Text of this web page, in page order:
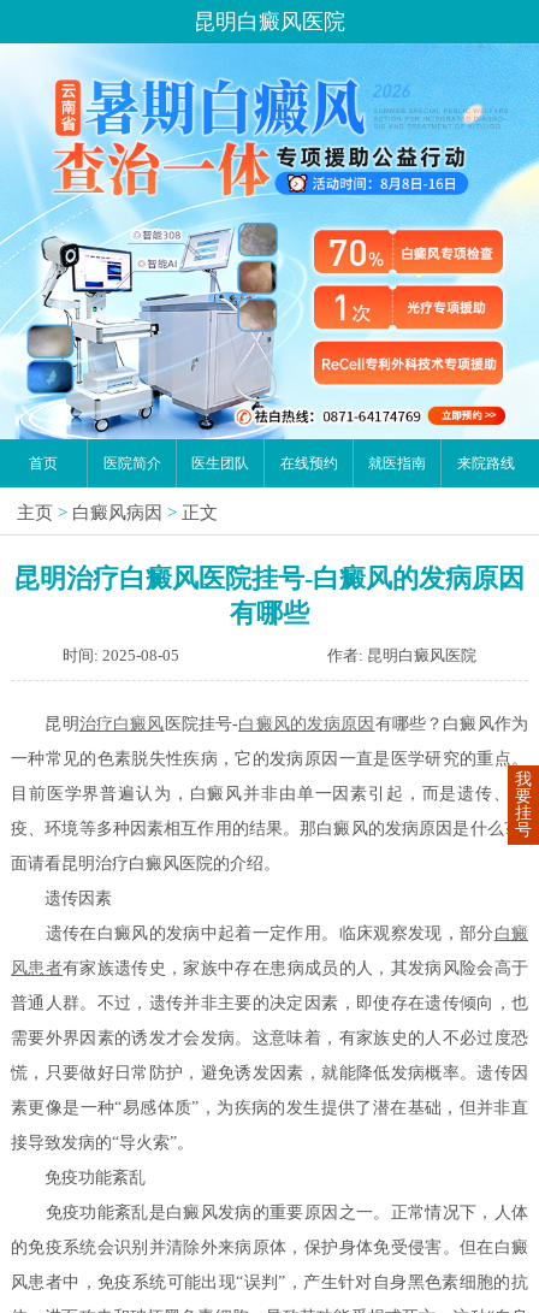
昆明白癜风医院
首页 医院简介 医生团队 在线预约 就医指南 来院路线
主页 > 白癜风病因 > 正文
昆明治疗白癜风医院挂号-白癜风的发病原因
有哪些
时间: 2025-08-05 作者: 昆明白癜风医院
昆明治疗白癜风 医院挂号-白癜风的发病原因 有哪些？白癜风作为
一种常见的色素脱失性疾病，它的发病原因一直是医学研究的重点。
目前医学界普遍认为，白癜风并非由单一因素引起，而是遗传、免
疫、环境等多种因素相互作用的结果。那白癜风的发病原因是什么?下
面请看昆明治疗白癜风医院的介绍。
遗传因素
遗传在白癜风的发病中起着一定作用。临床观察发现，部分 白癜
风患者有家族遗传史，家族中存在患病成员的人，其发病风险会高于
普通人群。不过，遗传并非主要的决定因素，即使存在遗传倾向，也
需要外界因素的诱发才会发病。这意味着，有家族史的人不必过度恐
慌，只要做好日常防护，避免诱发因素，就能降低发病概率。遗传因
素更像是一种“易感体质”，为疾病的发生提供了潜在基础，但并非直
接导致发病的“导火索”。
免疫功能紊乱
免疫功能紊乱是白癜风发病的重要原因之一。正常情况下，人体
的免疫系统会识别并清除外来病原体，保护身体免受侵害。但在白癜
风患者中，免疫系统可能出现“误判”，产生针对自身黑色素细胞的抗
我
要
挂
号